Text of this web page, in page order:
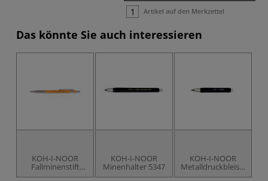
Artikel auf den Merkzettel
Das könnte Sie auch interessieren
KOH-I-NOOR
Fallminenstift
(Druckbleistift)
KOH-I-NOOR
Minenhalter 5347
KOH-I-NOOR
Metalldruckbleistift
5344 kurz